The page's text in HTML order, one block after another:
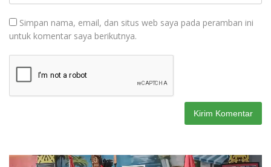
Simpan nama, email, dan situs web saya pada peramban ini
untuk komentar saya berikutnya.
Pemutar